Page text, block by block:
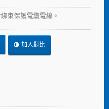
束保護電纜電線。
加入對比